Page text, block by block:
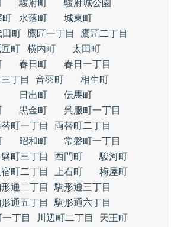
駿府町
駿府城公園
町 水落町
城東町
田町 鷹匠一丁目
鷹匠二丁目
町 横内町
太田町
春日町
春日一丁目
丁目 音羽町
相生町
日出町
伝馬町
黒金町
呉服町一丁目
町一丁目
両替町二丁目
昭和町
常磐町一丁目
町三丁目 西門町
駿河町
宿町二丁目 上石町
梅屋町
通二丁目
駒形通三丁目
通五丁目
駒形通六丁目
丁目 川辺町二丁目
天王町